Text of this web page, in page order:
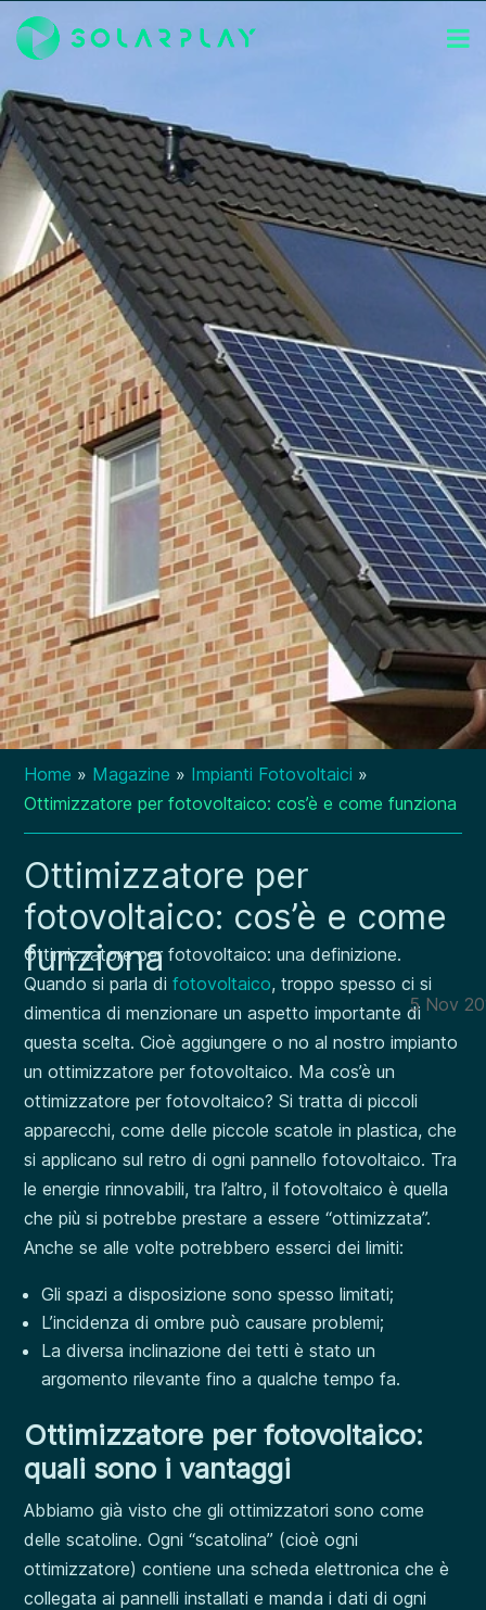
Home » Magazine » Impianti Fotovoltaici »
Ottimizzatore per fotovoltaico: cos’è e come funziona
Ottimizzatore per
fotovoltaico: cos’è e come
funziona
5 Nov
Ottimizzatore per fotovoltaico: una definizione.
Quando si parla difotovoltaico, troppo spesso ci si
dimentica di menzionare un aspetto importante di
questa scelta. Cioè aggiungere o no al nostro impianto
un ottimizzatore per fotovoltaico. Ma cos’è un
ottimizzatore per fotovoltaico? Si tratta di piccoli
apparecchi, come delle piccole scatole in plastica, che
si applicano sul retro di ogni pannello fotovoltaico. Tra
le energie rinnovabili, tra l’altro, il fotovoltaico è quella
che più si potrebbe prestare a essere “ottimizzata”.
Anche se alle volte potrebbero esserci dei limiti:
Gli spazi a disposizione sono spesso limitati;
L’incidenza di ombre può causare problemi;
La diversa inclinazione dei tetti è stato un
argomento rilevante fino a qualche tempo fa.
Ottimizzatore per fotovoltaico:
quali sono i vantaggi
Abbiamo già visto che gli ottimizzatori sono come
delle scatoline. Ogni “scatolina” (cioè ogni
ottimizzatore) contiene una scheda elettronica che è
collegata ai pannelli installati e manda i dati di ogni